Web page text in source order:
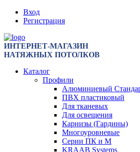
Вход
Регистрация
ИНТЕРНЕТ-МАГАЗИН
НАТЯЖНЫХ ПОТОЛКОВ
Каталог
Профили
Алюминиевый
ПВХ пластиковый
Для тканевых
Для освещения
Карнизы (Гардины)
Многоуровневые
Серии ПК и М
KRAAB Systems